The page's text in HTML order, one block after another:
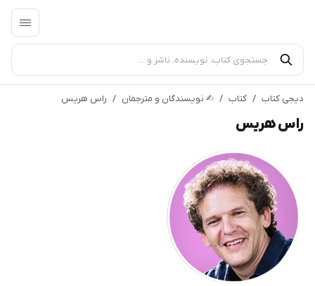
دیجی کتاب / کتاب / ✍︎ نویسندگان و مترجمان / راس هریس
راس هریس